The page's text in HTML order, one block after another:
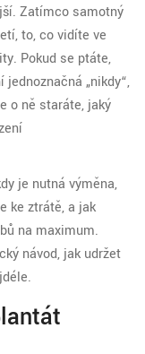
Zatímco samotný
to, co vidíte ve
Pokud se ptáte,
„nikdy“,
o ně staráte, jaký
je nutná výměna,
ke ztrátě, a jak
na maximum.
návod, jak udržet